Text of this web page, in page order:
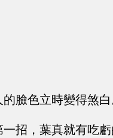
的臉色立時變得煞
一招，葉真就有吃